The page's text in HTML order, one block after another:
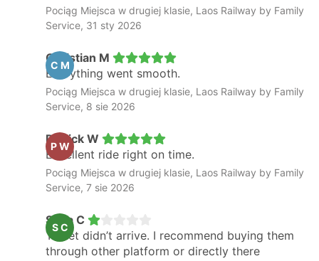
Pociąg Miejsca w drugiej klasie, Laos Railway by Family
Service, 31 sty 2026
C M
Christian M
Everything went smooth.
Pociąg Miejsca w drugiej klasie, Laos Railway by Family
Service, 8 sie 2026
P W
Patrick W
Excellent ride right on time.
Pociąg Miejsca w drugiej klasie, Laos Railway by Family
Service, 7 sie 2026
S C
Sofia C
Ticket didn’t arrive. I recommend buying them
through other platform or directly there